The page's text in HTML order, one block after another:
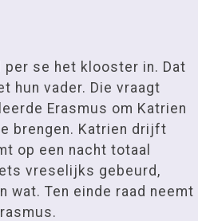
se het klooster in. Dat
hun vader. Die vraagt
Erasmus om Katrien
brengen. Katrien drijft
op een nacht totaal
vreselijks gebeurd,
wat. Ten einde raad neemt